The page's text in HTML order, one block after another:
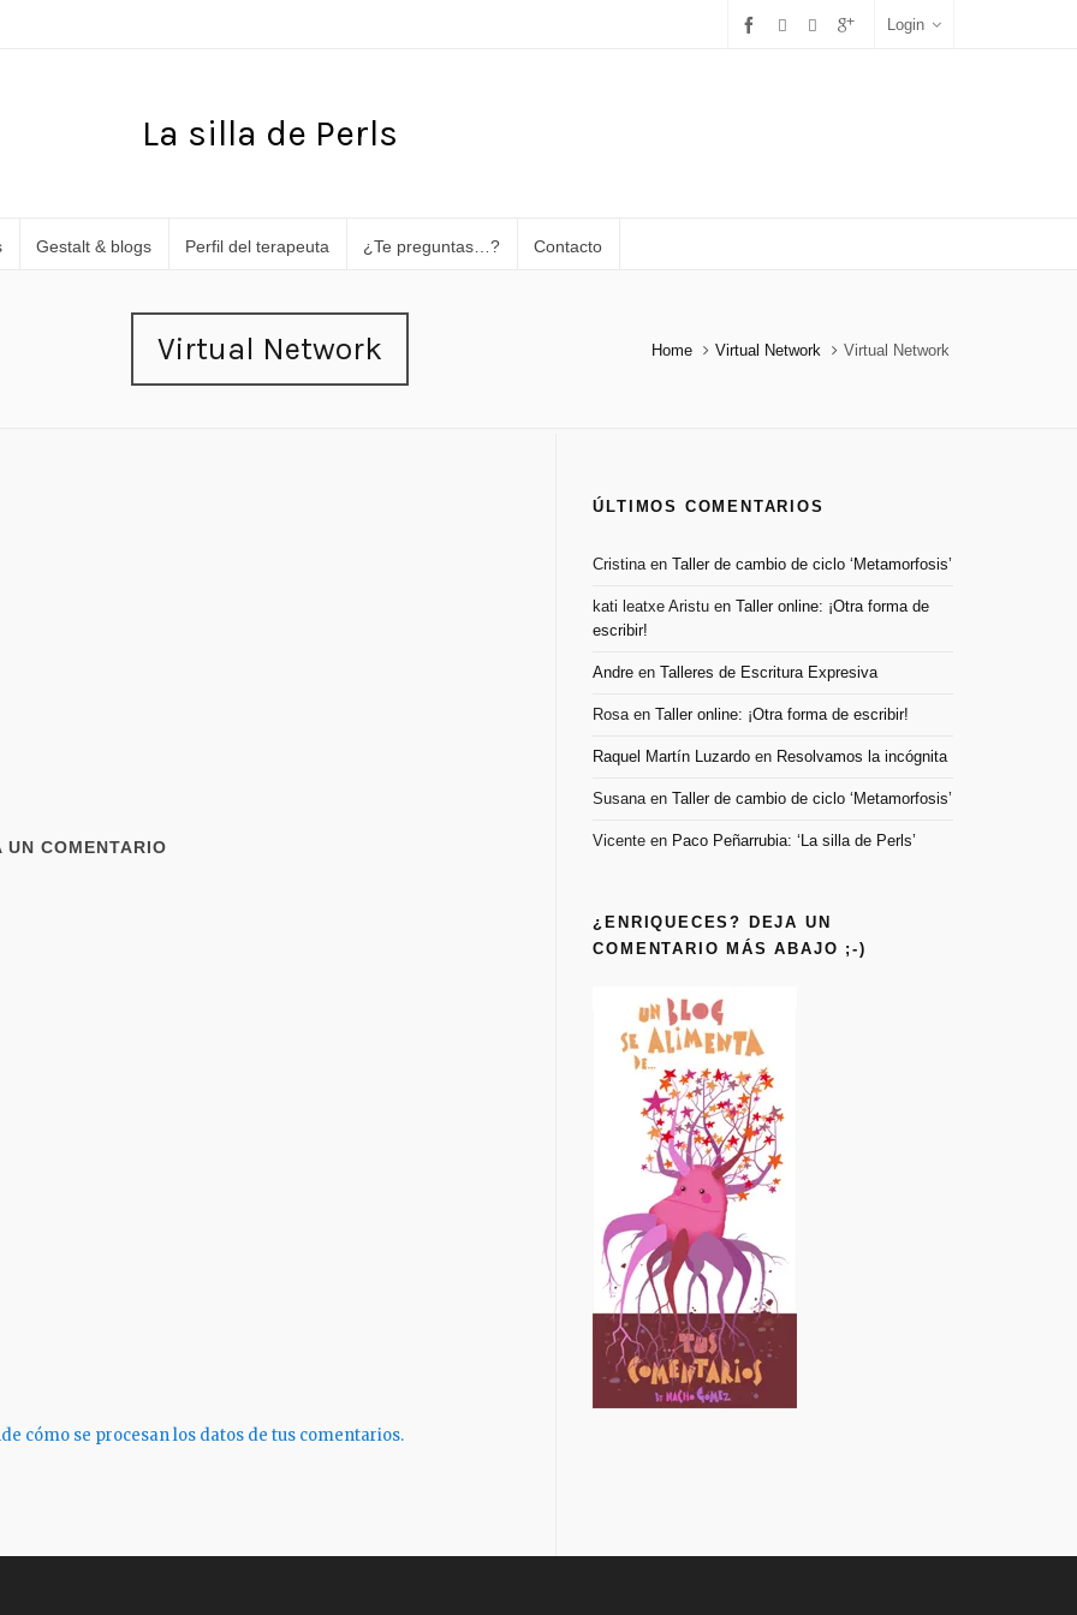
Login
La silla de Perls
Gestalt & blogs Perfil del terapeuta ¿Te preguntas…? Contacto
Virtual Network Home Virtual Network Virtual Network
UN COMENTARIO
cómo se procesan los datos de tus comentarios.
ÚLTIMOS COMENTARIOS
CristinaenTaller de cambio de ciclo ‘Metamorfosis’
kati leatxe Aristu enTaller online: ¡Otra forma de
escribir!
Andre enTalleres de Escritura Expresiva
RosaenTaller online: ¡Otra forma de escribir!
Raquel Martín Luzardo en Resolvamos la incógnita
SusanaenTaller de cambio de ciclo ‘Metamorfosis’
Vicente en Paco Peñarrubia: ‘La silla de Perls’
¿ENRIQUECES? DEJA UN
COMENTARIO MÁS ABAJO ;-)